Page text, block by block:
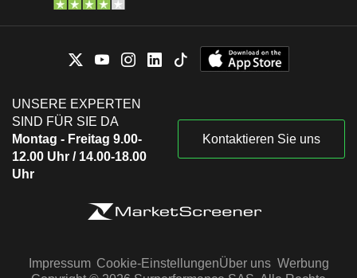
UNSERE EXPERTEN
SIND FÜR SIE DA
Montag - Freitag 9.00-
12.00 Uhr / 14.00-18.00
Uhr
Kontaktieren Sie uns
Impressum Cookie-EinstellungenÜber uns Werbung